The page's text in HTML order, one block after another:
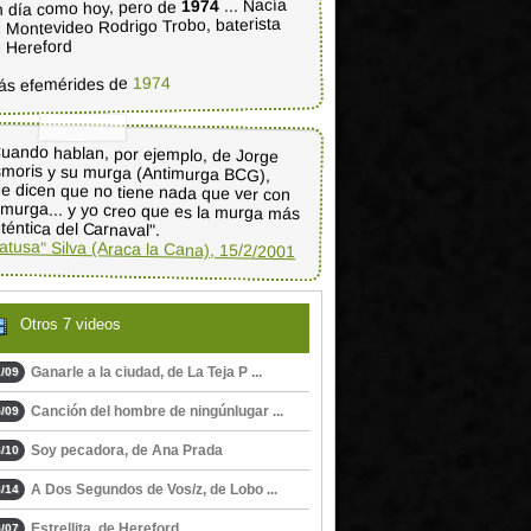
día como hoy, pero de 1974 ... Nacía
Montevideo Rodrigo Trobo, baterista
Hereford
efemérides de 1974
hablan, por ejemplo, de Jorge
y su murga (Antimurga BCG),
dicen que no tiene nada que ver con
y yo creo que es la murga más
del Carnaval".
Silva (Araca la Cana), 15/2/2001
Otros 7 videos
09 Ganarle a la ciudad, de La Teja P ...
09 Canción del hombre de ningúnlugar ...
10 Soy pecadora, de Ana Prada
14 A Dos Segundos de Vos/z, de Lobo ...
07